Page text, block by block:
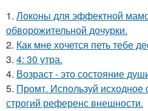
1. Локоны для эффектной
обворожительной дочурки.
2. Как мне хочется петь тебе
3. 4: 30 утра.
4. Возраст - это состояние
5. Промт. Используй
строгий референс внешности.